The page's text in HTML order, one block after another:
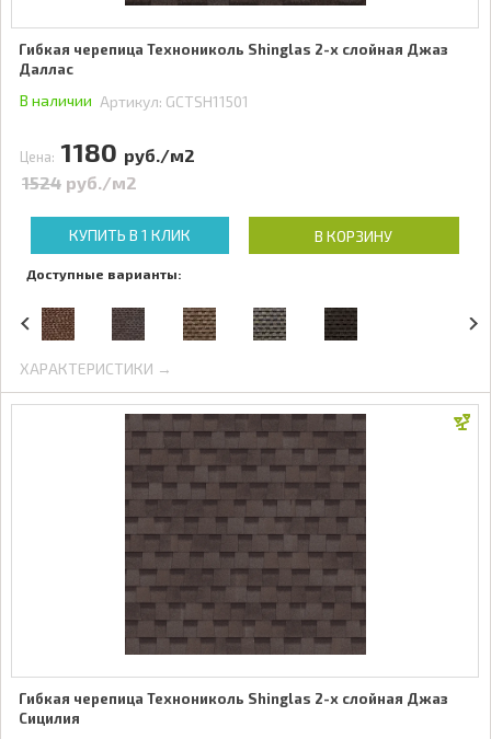
Гибкая черепица Технониколь Shinglas 2-х слойная Джаз
Даллас
В наличии Артикул: GCTSH11501
Цена: 1180 руб./м2
1524 руб./м2
КУПИТЬ В 1 КЛИК В КОРЗИНУ
Доступные варианты:
ХАРАКТЕРИСТИКИ →
Гибкая черепица Технониколь Shinglas 2-х слойная Джаз
Сицилия